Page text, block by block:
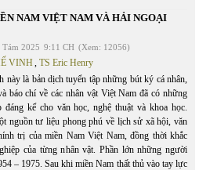
NAM VIỆT NAM VÀ HẢI NGOẠI
Tám 2025 9:11 CH (Xem: 12056)
VINH, TS Eric Henry
này là bản dịch tuyển tập những bút ký cá nhân,
báo chí về các nhân vật Việt Nam đã có những
đáng kể cho văn học, nghệ thuật và khoa học.
nguồn tư liệu phong phú về lịch sử xã hội, văn
trị của miền Nam Việt Nam, đồng thời khắc
của từng nhân vật. Phần lớn những người
– 1975. Sau khi miền Nam thất thủ vào tay lực